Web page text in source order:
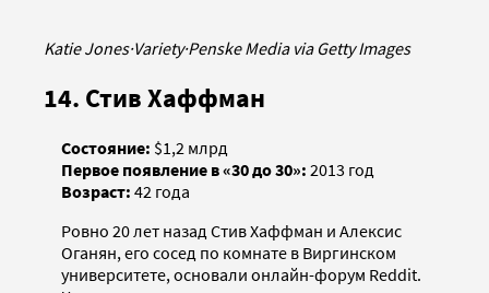
Katie Jones·Variety·Penske Media via Getty Images
14. Стив Хаффман
Состояние: $1,2 млрд
Первое появление в «30 до 30»: 2013 год
Возраст: 42 года
Ровно 20 лет назад Стив Хаффман и Алексис
Оганян, его сосед по комнате в Виргинском
университете, основали онлайн-форум Reddit.